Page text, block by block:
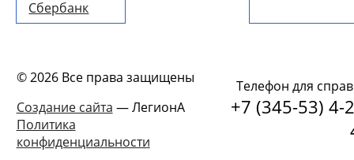
Сбербанк
© 2026 Все права защищены
Создание сайта — ЛегионА
Политика
конфиденциальности
Телефон для
+7 (345-53) 4-